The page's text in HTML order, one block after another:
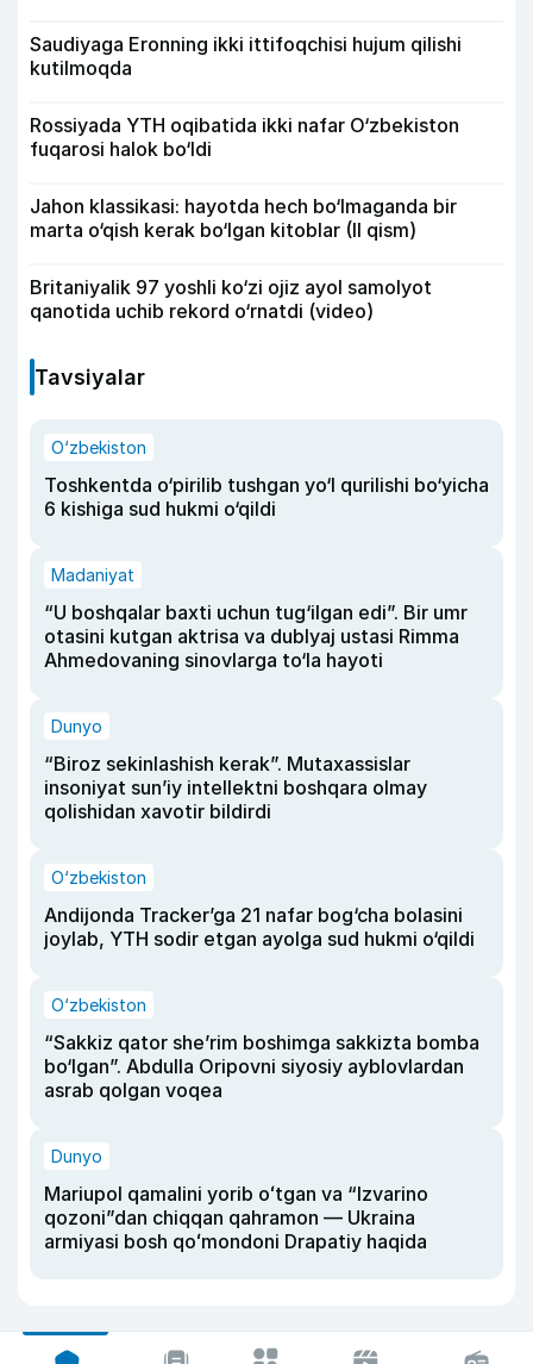
Saudiyaga Eronning ikki ittifoqchisi hujum qilishi
kutilmoqda
Rossiyada YTH oqibatida ikki nafar O‘zbekiston
fuqarosi halok bo‘ldi
Jahon klassikasi: hayotda hech bo‘lmaganda bir
marta o‘qish kerak bo‘lgan kitoblar (II qism)
Britaniyalik 97 yoshli ko‘zi ojiz ayol samolyot
qanotida uchib rekord o‘rnatdi (video)
Tavsiyalar
O‘zbekiston
Toshkentda o‘pirilib tushgan yo‘l qurilishi bo‘yicha
6 kishiga sud hukmi o‘qildi
Madaniyat
“U boshqalar baxti uchun tug‘ilgan edi”. Bir umr
otasini kutgan aktrisa va dublyaj ustasi Rimma
Ahmedovaning sinovlarga to‘la hayoti
Dunyo
“Biroz sekinlashish kerak”. Mutaxassislar
insoniyat sun’iy intellektni boshqara olmay
qolishidan xavotir bildirdi
O‘zbekiston
Andijonda Tracker’ga 21 nafar bog‘cha bolasini
joylab, YTH sodir etgan ayolga sud hukmi o‘qildi
O‘zbekiston
“Sakkiz qator she’rim boshimga sakkizta bomba
bo‘lgan”. Abdulla Oripovni siyosiy ayblovlardan
asrab qolgan voqea
Dunyo
Mariupol qamalini yorib oʻtgan va “Izvarino
qozoni”dan chiqqan qahramon — Ukraina
armiyasi bosh qoʻmondoni Drapatiy haqida